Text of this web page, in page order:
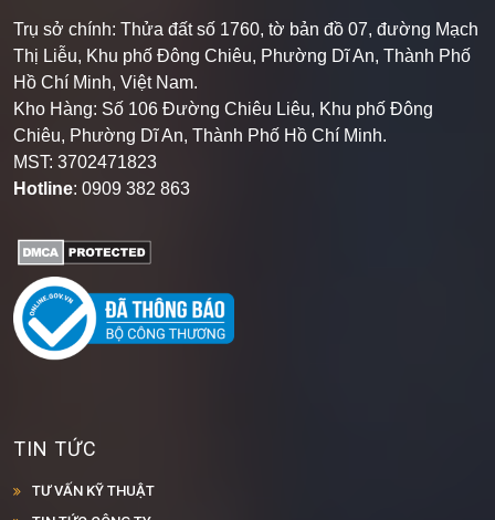
Thị Liễu, Khu phố Đông Chiêu, Phường Dĩ An, Thành Phố
Hồ Chí Minh, Việt Nam.
Kho Hàng: Số 106 Đường Chiêu Liêu, Khu phố Đông
Chiêu, Phường Dĩ An, Thành Phố Hồ Chí Minh.
MST: 3702471823
Hotline: 0909 382 863
TIN TỨC CÔNG TY